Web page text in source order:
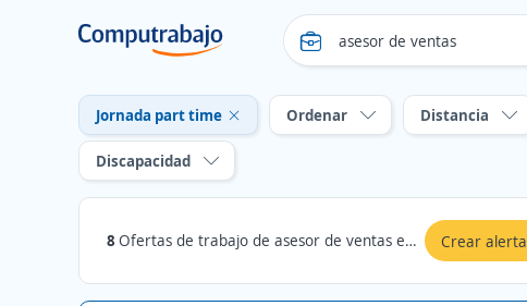
Jornada part time Ordenar Distancia
Discapacidad
8 Ofertas de trabajo de asesor de ventas en Villa Mercedes, San Luis: Jornada part time Crear alerta